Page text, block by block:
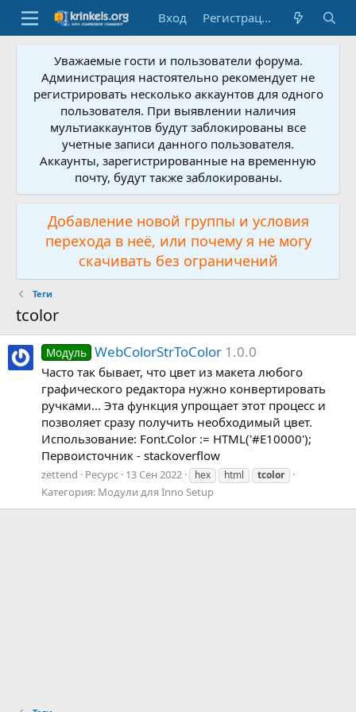
Вход Регистрация
Уважаемые гости и пользователи форума.
Администрация настоятельно рекомендует не
регистрировать несколько аккаунтов для одного
пользователя. При выявлении наличия
мультиаккаунтов будут заблокированы все
учетные записи данного пользователя.
Аккаунты, зарегистрированные на временную
почту, будут также заблокированы.
Добавление новой группы и условия
перехода в неё, или почему я не могу
скачивать без ограничений
Теги
tcolor
Модуль WebColorStrToColor 1.0.0
Часто так бывает, что цвет из макета любого
графического редактора нужно конвертировать
ручками... Эта функция упрощает этот процесс и
позволяет сразу получить необходимый цвет.
Использование: Font.Color := HTML('#E10000');
Первоисточник - stackoverflow
zettend Ресурс 13 Сен 2022 hex html tcolor
Категория: Модули для Inno Setup